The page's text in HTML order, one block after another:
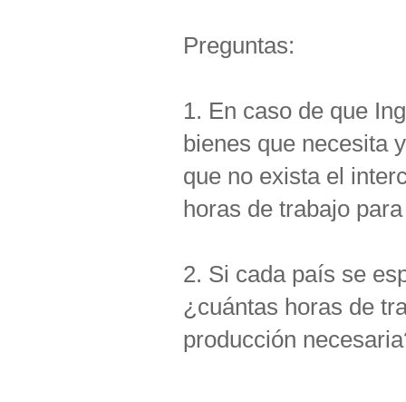
Preguntas:
1. En caso de que
bienes que necesita
que no exista el
horas de trabajo
2. Si cada país se
¿cuántas horas de
producción